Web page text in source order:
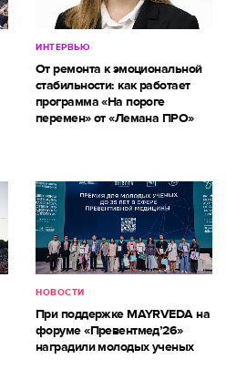
ИНТЕРВЬЮ
От ремонта к эмоциональной
стабильности: как работает
программа «На пороге
перемен» от «Лемана ПРО»
НОВОСТИ
При поддержке MAYRVEDA на
форуме «Превентмед’26»
наградили молодых ученых